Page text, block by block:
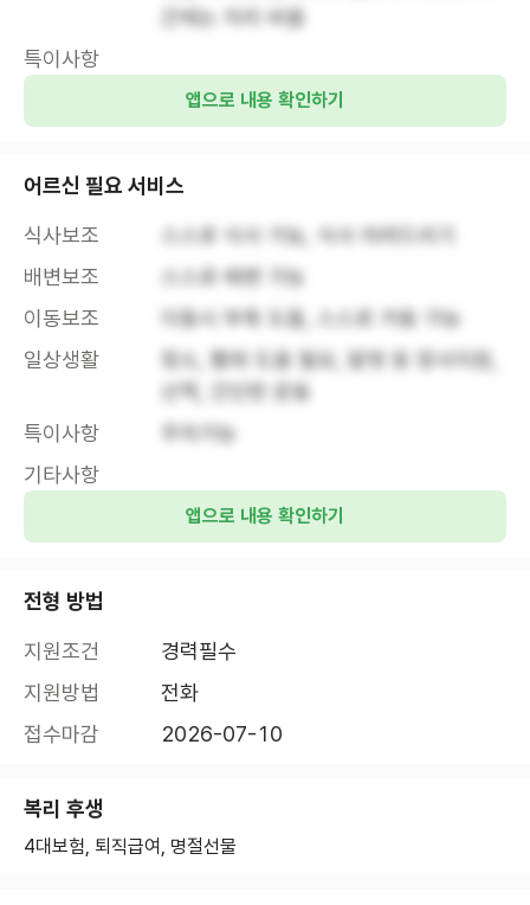
간에는 자리 비움
특이사항
앱으로 내용 확인하기
어르신 필요 서비스
식사보조
스스로 식사 가능, 식사 차려드리기
배변보조
스스로 배변 가능
이동보조
이동시 부축 도움, 스스로 거동 가능
일상생활
청소, 빨래 도움 필요, 말벗 등 정서지원,
산책, 간단한 운동
특이사항
주차가능
기타사항
앱으로 내용 확인하기
전형 방법
지원조건
경력필수
지원방법
전화
접수마감
2026-07-10
복리 후생
4대보험, 퇴직급여, 명절선물